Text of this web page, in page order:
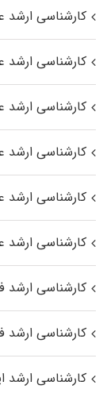
کارشناسی ارشد
کارشناسی ارشد
کارشناسی ارشد
کارشناسی ارشد
کارشناسی ارشد
کارشناسی ارشد
کارشناسی ارشد
کارشناسی ارشد
کارشناسی ارشد